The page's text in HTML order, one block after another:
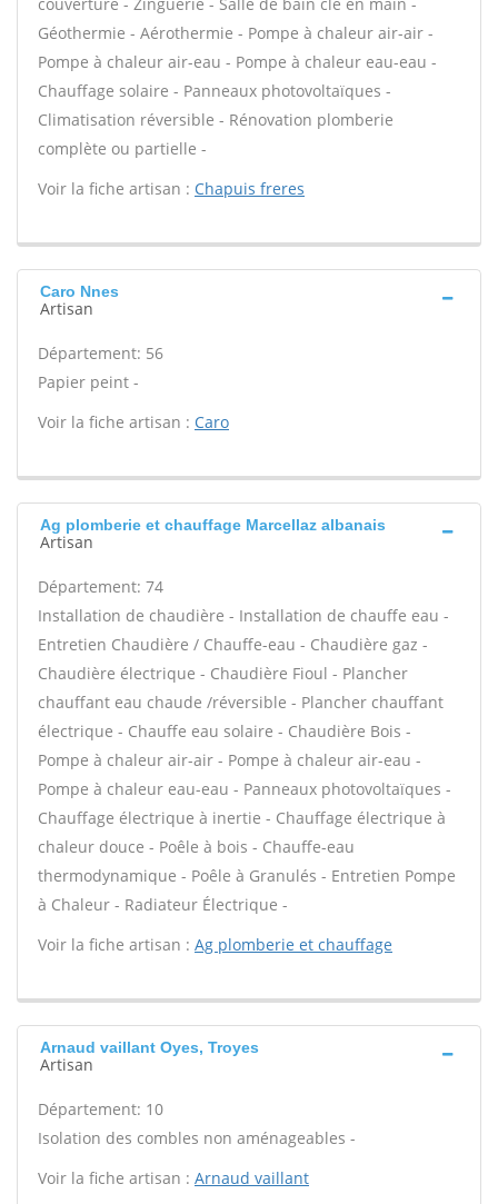
Géothermie - Aérothermie - Pompe à chaleur air-air -
Pompe à chaleur air-eau - Pompe à chaleur eau-eau -
Chauffage solaire - Panneaux photovoltaïques -
Climatisation réversible - Rénovation plomberie
complète ou partielle -
Voir la fiche artisan : Chapuis freres
Caro Nnes
Artisan
Département: 56
Papier peint -
Voir la fiche artisan : Caro
Ag plomberie et chauffage Marcellaz albanais
Artisan
Département: 74
Installation de chaudière - Installation de chauffe eau -
Entretien Chaudière / Chauffe-eau - Chaudière gaz -
Chaudière électrique - Chaudière Fioul - Plancher
chauffant eau chaude /réversible - Plancher chauffant
électrique - Chauffe eau solaire - Chaudière Bois -
Pompe à chaleur air-air - Pompe à chaleur air-eau -
Pompe à chaleur eau-eau - Panneaux photovoltaïques -
Chauffage électrique à inertie - Chauffage électrique à
chaleur douce - Poêle à bois - Chauffe-eau
thermodynamique - Poêle à Granulés - Entretien Pompe
à Chaleur - Radiateur Électrique -
Voir la fiche artisan : Ag plomberie et chauffage
Arnaud vaillant Oyes, Troyes
Artisan
Département: 10
Isolation des combles non aménageables -
Voir la fiche artisan : Arnaud vaillant